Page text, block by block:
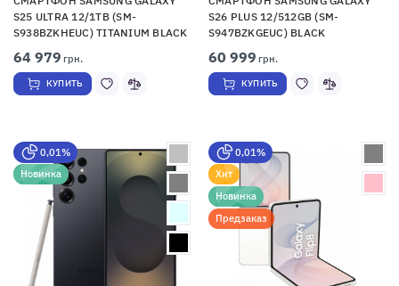
S25 ULTRA 12/1TB (SM-
S938BZKHEUC) TITANIUM BLACK
64 979 грн.
КУПИТЬ
S26 PLUS 12/512GB (SM-
S947BZKGEUC) BLACK
60 999 грн.
КУПИТЬ
0,01%
Новинка
0,01%
Хит
Новинка
Предзаказ